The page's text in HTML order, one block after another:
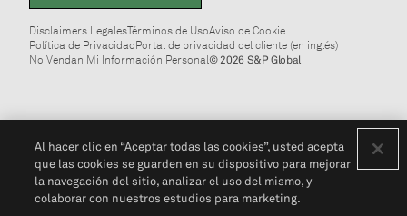
Disclaimers LegalesTérminos de UsoAviso de Cookie
Política de PrivacidadPortal de privacidad del cliente (en inglés)
No Vendan Mi Información Personal© 2026 S&P Global
Al hacer clic en “Aceptar todas las cookies”, usted acepta
que las cookies se guarden en su dispositivo para mejorar
la navegación del sitio, analizar el uso del mismo, y
colaborar con nuestros estudios para marketing.